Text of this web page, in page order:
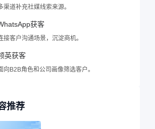
渠道补充社媒线索来源。
获客
接客户沟通场景，沉淀商机。
英获客
向B2B角色和公司画像筛选客户。
推荐